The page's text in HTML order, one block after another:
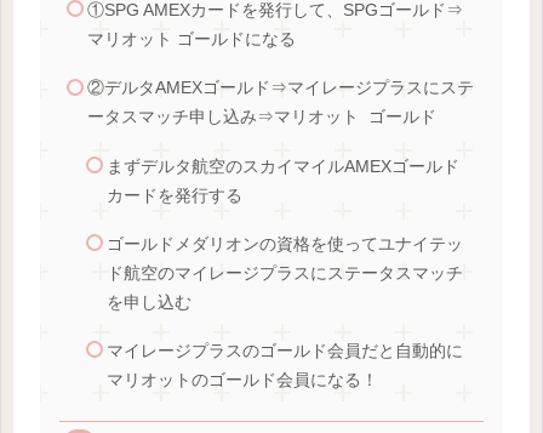
①SPG AMEXカードを発行して、SPGゴールド⇒
マリオット ゴールドになる
②デルタAMEXゴールド⇒マイレージプラスにステ
ータスマッチ申し込み⇒マリオット ゴールド
まずデルタ航空のスカイマイルAMEXゴールド
カードを発行する
ゴールドメダリオンの資格を使ってユナイテッ
ド航空のマイレージプラスにステータスマッチ
を申し込む
マイレージプラスのゴールド会員だと自動的に
マリオットのゴールド会員になる！